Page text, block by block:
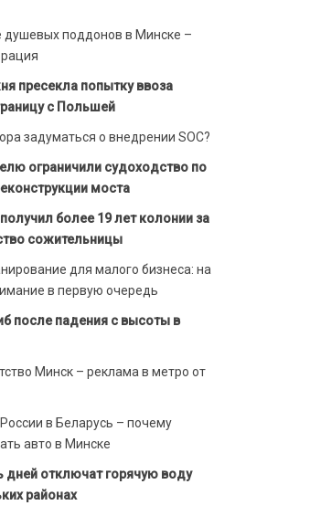
душевых поддонов в Минске –
пресекла попытку ввоза
с Польшей
задуматься о внедрении SOC?
ограничили судоходство по
моста
более 19 лет колонии за
сожительницы
для малого бизнеса: на
в первую очередь
после падения с высоты в
Минск – реклама в метро от
в Беларусь – почему
авто в Минске
дней отключат горячую воду
районах